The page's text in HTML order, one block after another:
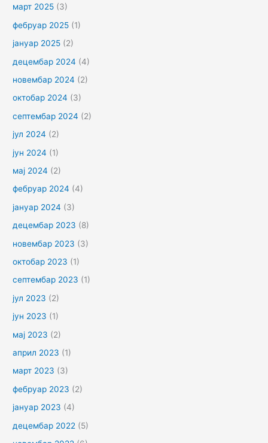
март 2025 (3)
фебруар 2025 (1)
јануар 2025 (2)
децембар 2024 (4)
новембар 2024 (2)
октобар 2024 (3)
септембар 2024 (2)
јул 2024 (2)
јун 2024 (1)
мај 2024 (2)
фебруар 2024 (4)
јануар 2024 (3)
децембар 2023 (8)
новембар 2023 (3)
октобар 2023 (1)
септембар 2023 (1)
јул 2023 (2)
јун 2023 (1)
мај 2023 (2)
април 2023 (1)
март 2023 (3)
фебруар 2023 (2)
јануар 2023 (4)
децембар 2022 (5)